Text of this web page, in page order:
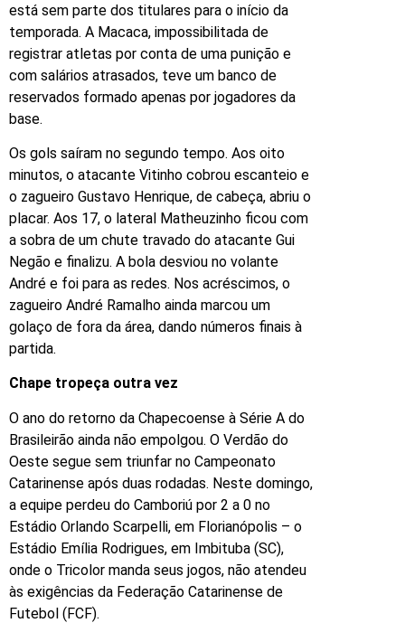
está sem parte dos titulares para o início da
temporada. A Macaca, impossibilitada de
registrar atletas por conta de uma punição e
com salários atrasados, teve um banco de
reservados formado apenas por jogadores da
base.
Os gols saíram no segundo tempo. Aos oito
minutos, o atacante Vitinho cobrou escanteio e
o zagueiro Gustavo Henrique, de cabeça, abriu o
placar. Aos 17, o lateral Matheuzinho ficou com
a sobra de um chute travado do atacante Gui
Negão e finalizu. A bola desviou no volante
André e foi para as redes. Nos acréscimos, o
zagueiro André Ramalho ainda marcou um
golaço de fora da área, dando números finais à
partida.
Chape tropeça outra vez
O ano do retorno da Chapecoense à Série A do
Brasileirão ainda não empolgou. O Verdão do
Oeste segue sem triunfar no Campeonato
Catarinense após duas rodadas. Neste domingo,
a equipe perdeu do Camboriú por 2 a 0 no
Estádio Orlando Scarpelli, em Florianópolis – o
Estádio Emília Rodrigues, em Imbituba (SC),
onde o Tricolor manda seus jogos, não atendeu
às exigências da Federação Catarinense de
Futebol (FCF).